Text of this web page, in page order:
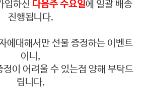
입하신 다음주 수요일에 일괄 배송
진행됩니다.
에대해서만 선물 증정하는 이벤트
이니,
정이 어려울 수 있는점 양해 부탁드
립니다.